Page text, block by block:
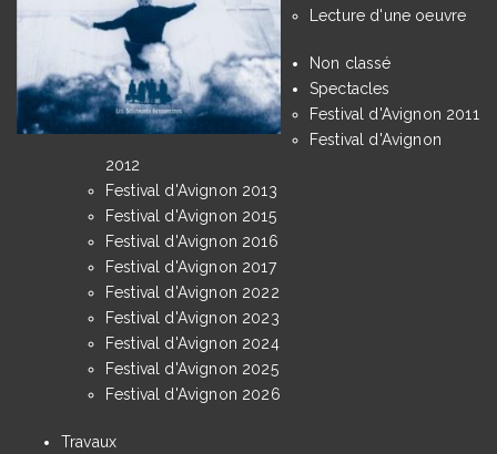
Lecture d'une oeuvre
Non classé
Spectacles
Festival d'Avignon 2011
Festival d'Avignon
2012
Festival d'Avignon 2013
Festival d'Avignon 2015
Festival d'Avignon 2016
Festival d'Avignon 2017
Festival d'Avignon 2022
Festival d'Avignon 2023
Festival d'Avignon 2024
Festival d'Avignon 2025
Festival d'Avignon 2026
Travaux